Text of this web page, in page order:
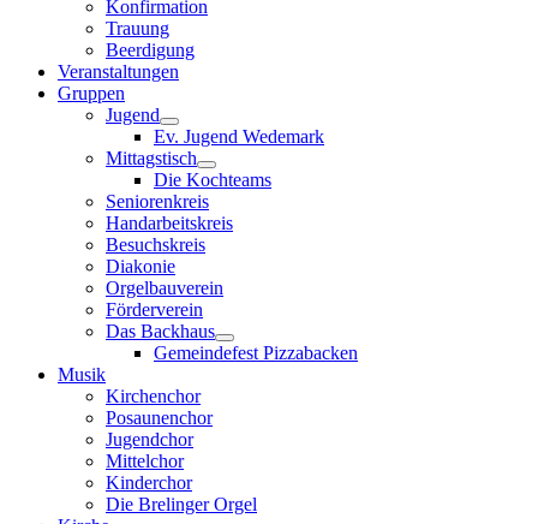
Konfirmation
Trauung
Beerdigung
Veranstaltungen
Gruppen
Jugend
Ev. Jugend Wedemark
Mittagstisch
Die Kochteams
Seniorenkreis
Handarbeitskreis
Besuchskreis
Diakonie
Orgelbauverein
Förderverein
Das Backhaus
Gemeindefest Pizzabacken
Musik
Kirchenchor
Posaunenchor
Jugendchor
Mittelchor
Kinderchor
Die Brelinger Orgel